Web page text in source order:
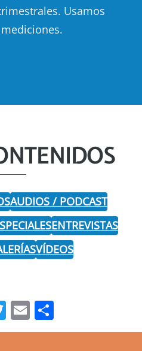
Usamos
AUDIOS / PODCAST
ENTREVISTAS
VÍDEOS
Twitter
Email